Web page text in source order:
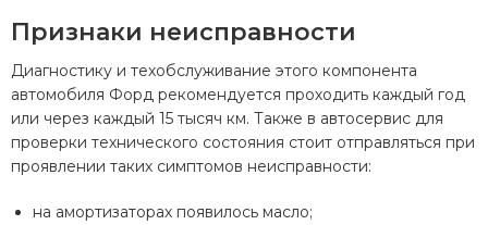
Признаки неисправности
Диагностику и техобслуживание этого компонента
автомобиля Форд рекомендуется проходить каждый год
или через каждый 15 тысяч км. Также в автосервис для
проверки технического состояния стоит отправляться при
проявлении таких симптомов неисправности:
на амортизаторах появилось масло;